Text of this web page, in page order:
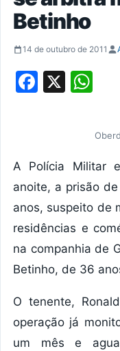
Betinho
14 de outubro de 2011
X
A Polícia Militar
anoite, a prisão
anos, suspeito de
residências e
na companhia de
Betinho, de 36
O tenente,
operação já
um mês e